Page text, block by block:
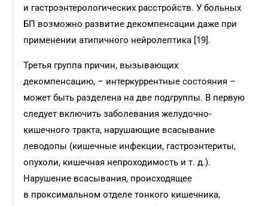
и гастроэнтерологических расстройств. У больных
БП возможно развитие декомпенсации даже при
применении атипичного нейролептика [19].
Третья группа причин, вызывающих
декомпенсацию, – интеркуррентные состояния –
может быть разделена на две подгруппы. В первую
следует включить заболевания желудочно-
кишечного тракта, нарушающие всасывание
леводопы (кишечные инфекции, гастроэнтериты,
опухоли, кишечная непроходимость и т. д.).
Нарушение всасывания, происходящее
в проксимальном отделе тонкого кишечника,